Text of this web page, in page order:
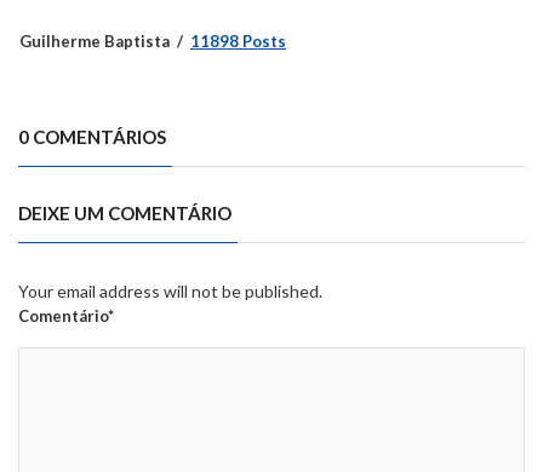
Guilherme Baptista 11898 Posts
0 COMENTÁRIOS
DEIXE UM COMENTÁRIO
Your email address will not be published.
Comentário*